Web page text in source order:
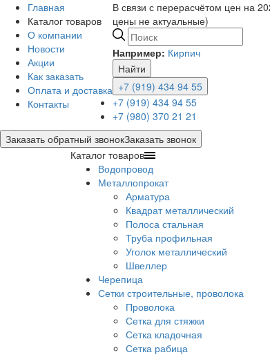
Главная
Каталог товаров
О компании
Новости
Акции
Как заказать
Оплата и доставка
Контакты
В связи с перерасчётом цен на
цены не актуальные)
Например: Кирпич
Найти
+7 (919) 434 94 55
+7 (919) 434 94 55
+7 (980) 370 21 21
Заказать обратный звонокЗаказать звонок
Каталог товаров
Водопровод
Металлопрокат
Арматура
Квадрат металлический
Полоса стальная
Труба профильная
Уголок металлический
Швеллер
Черепица
Сетки строительные, проволока
Проволока
Сетка для стяжки
Сетка кладочная
Сетка рабица